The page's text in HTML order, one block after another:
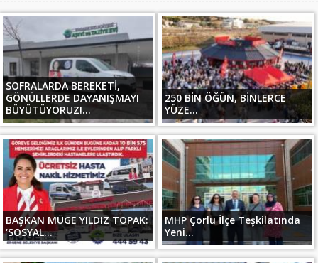
SOFRALARDA BEREKETİ,
GÖNÜLLERDE DAYANIŞMAYI
BÜYÜTÜYORUZ!...
250 BİN ÖĞÜN, BİNLERCE
YÜZE...
BAŞKAN MÜGE YILDIZ TOPAK:
‘SOSYAL...
MHP Çorlu İlçe Teşkilatında
Yeni...